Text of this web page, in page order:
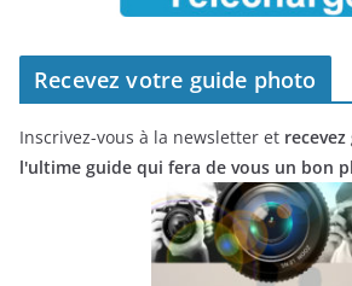
Recevez votre guide photo
Inscrivez-vous à la newsletter et
l'ultime guide qui fera de vous un bon